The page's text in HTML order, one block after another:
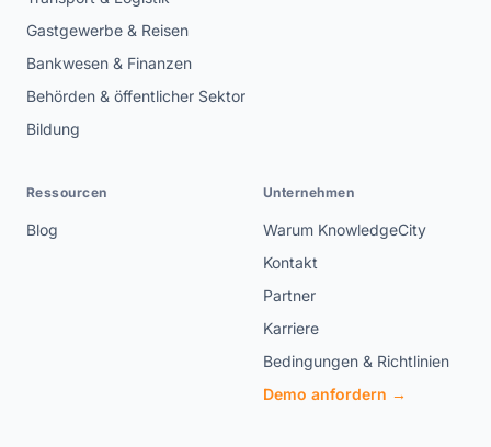
Gastgewerbe & Reisen
Bankwesen & Finanzen
Behörden & öffentlicher Sektor
Bildung
Ressourcen
Blog
Unternehmen
Warum KnowledgeCity
Kontakt
Partner
Karriere
Bedingungen & Richtlinien
Demo anfordern →